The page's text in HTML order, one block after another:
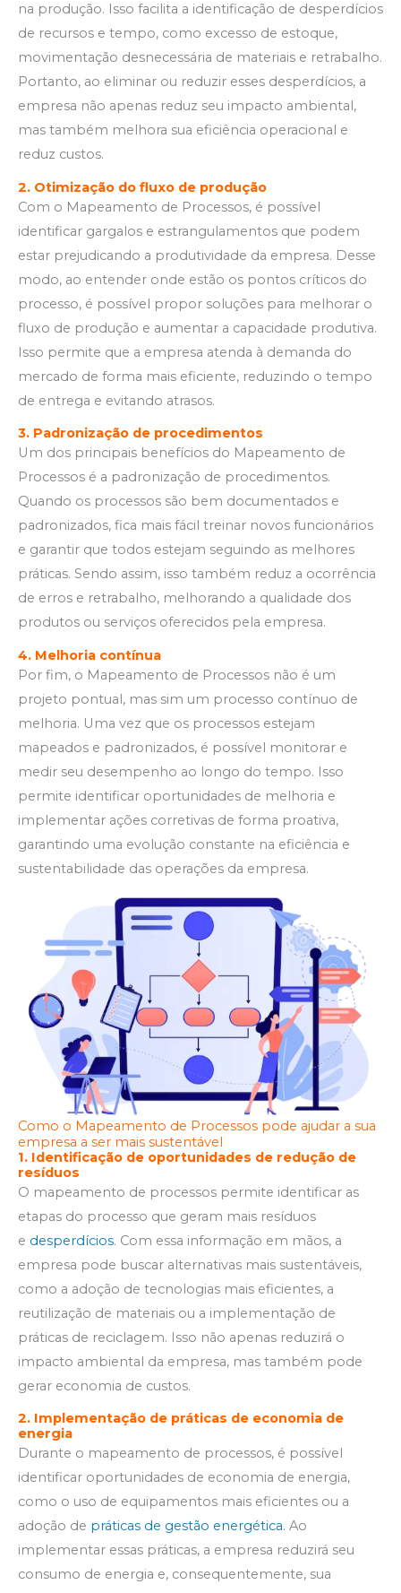
na produção. Isso facilita a identificação de desperdícios
de recursos e tempo, como excesso de estoque,
movimentação desnecessária de materiais e retrabalho.
Portanto, ao eliminar ou reduzir esses desperdícios, a
empresa não apenas reduz seu impacto ambiental,
mas também melhora sua eficiência operacional e
reduz custos.
2. Otimização do fluxo de produção
Com o Mapeamento de Processos, é possível
identificar gargalos e estrangulamentos que podem
estar prejudicando a produtividade da empresa. Desse
modo, ao entender onde estão os pontos críticos do
processo, é possível propor soluções para melhorar o
fluxo de produção e aumentar a capacidade produtiva.
Isso permite que a empresa atenda à demanda do
mercado de forma mais eficiente, reduzindo o tempo
de entrega e evitando atrasos.
3. Padronização de procedimentos
Um dos principais benefícios do Mapeamento de
Processos é a padronização de procedimentos.
Quando os processos são bem documentados e
padronizados, fica mais fácil treinar novos funcionários
e garantir que todos estejam seguindo as melhores
práticas. Sendo assim, isso também reduz a ocorrência
de erros e retrabalho, melhorando a qualidade dos
produtos ou serviços oferecidos pela empresa.
4. Melhoria contínua
Por fim, o Mapeamento de Processos não é um
projeto pontual, mas sim um processo contínuo de
melhoria. Uma vez que os processos estejam
mapeados e padronizados, é possível monitorar e
medir seu desempenho ao longo do tempo. Isso
permite identificar oportunidades de melhoria e
implementar ações corretivas de forma proativa,
garantindo uma evolução constante na eficiência e
sustentabilidade das operações da empresa.
Como o Mapeamento de Processos pode ajudar a sua
empresa a ser mais sustentável
1. Identificação de oportunidades de redução de
resíduos
O mapeamento de processos permite identificar as
etapas do processo que geram mais resíduos
e desperdícios. Com essa informação em mãos, a
empresa pode buscar alternativas mais sustentáveis,
como a adoção de tecnologias mais eficientes, a
reutilização de materiais ou a implementação de
práticas de reciclagem. Isso não apenas reduzirá o
impacto ambiental da empresa, mas também pode
gerar economia de custos.
2. Implementação de práticas de economia de
energia
Durante o mapeamento de processos, é possível
identificar oportunidades de economia de energia,
como o uso de equipamentos mais eficientes ou a
adoção de práticas de gestão energética. Ao
implementar essas práticas, a empresa reduzirá seu
consumo de energia e, consequentemente, sua